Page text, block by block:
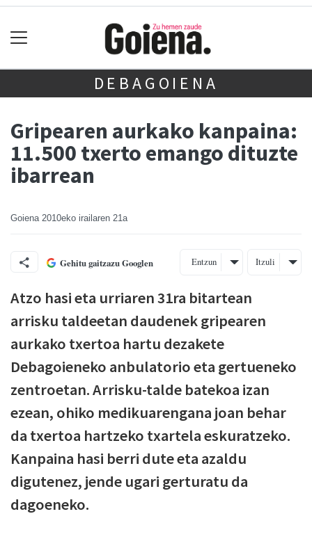
DEBAGOIENA
Gripearen aurkako kanpaina:
11.500 txerto emango dituzte
ibarrean
Goiena 2010eko irailaren 21a
Gehitu gaitzazu Googlen Entzun Itzuli
Atzo hasi eta urriaren 31ra bitartean
arrisku taldeetan daudenek gripearen
aurkako txertoa hartu dezakete
Debagoieneko anbulatorio eta gertueneko
zentroetan. Arrisku-talde batekoa izan
ezean, ohiko medikuarengana joan behar
da txertoa hartzeko txartela eskuratzeko.
Kanpaina hasi berri dute eta azaldu
digutenez, jende ugari gerturatu da
dagoeneko.